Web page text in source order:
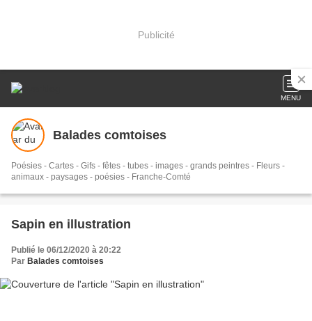
Publicité
MENU
Balades comtoises
Poésies - Cartes - Gifs - fêtes - tubes - images - grands peintres - Fleurs -
animaux - paysages - poésies - Franche-Comté
Sapin en illustration
Publié le 06/12/2020 à 20:22
Par Balades comtoises